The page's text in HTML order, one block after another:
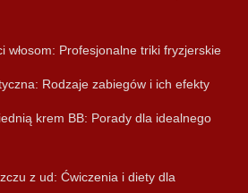
włosom: Profesjonalne triki fryzjerskie
Rodzaje zabiegów i ich efekty
krem BB: Porady dla idealnego
z ud: Ćwiczenia i diety dla